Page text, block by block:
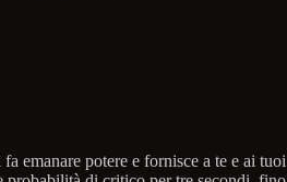
emanare potere e fornisce a te e ai tuoi